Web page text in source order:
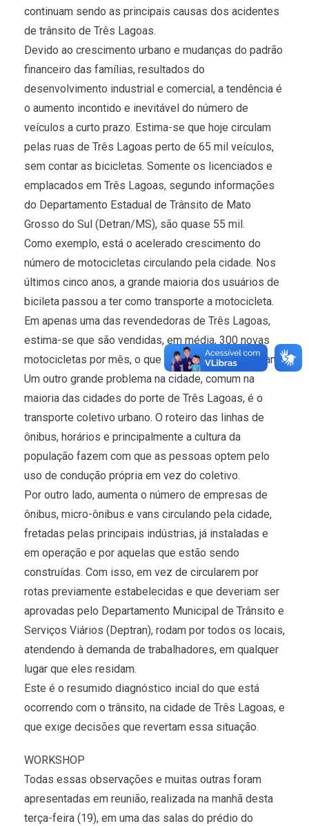
continuam sendo as principais causas dos acidentes
de trânsito de Três Lagoas.
Devido ao crescimento urbano e mudanças do padrão
financeiro das famílias, resultados do
desenvolvimento industrial e comercial, a tendência é
o aumento incontido e inevitável do número de
veículos a curto prazo. Estima-se que hoje circulam
pelas ruas de Três Lagoas perto de 65 mil veículos,
sem contar as bicicletas. Somente os licenciados e
emplacados em Três Lagoas, segundo informações
do Departamento Estadual de Trânsito de Mato
Grosso do Sul (Detran/MS), são quase 55 mil.
Como exemplo, está o acelerado crescimento do
número de motocicletas circulando pela cidade. Nos
últimos cinco anos, a grande maioria dos usuários de
bicileta passou a ter como transporte a motocicleta.
Em apenas uma das revendedoras de Três Lagoas,
estima-se que são vendidas, em média, 300 novas
motocicletas por mês, o que equivale a 3,6 mil ao ano.
Um outro grande problema na cidade, comum na
maioria das cidades do porte de Três Lagoas, é o
transporte coletivo urbano. O roteiro das linhas de
ônibus, horários e principalmente a cultura da
população fazem com que as pessoas optem pelo
uso de condução própria em vez do coletivo.
Por outro lado, aumenta o número de empresas de
ônibus, micro-ônibus e vans circulando pela cidade,
fretadas pelas principais indústrias, já instaladas e
em operação e por aquelas que estão sendo
construídas. Com isso, em vez de circularem por
rotas previamente estabelecidas e que deveriam ser
aprovadas pelo Departamento Municipal de Trânsito e
Serviços Viários (Deptran), rodam por todos os locais,
atendendo à demanda de trabalhadores, em qualquer
lugar que eles residam.
Este é o resumido diagnóstico incial do que está
ocorrendo com o trânsito, na cidade de Três Lagoas, e
que exige decisões que revertam essa situação.
WORKSHOP
Todas essas observações e muitas outras foram
apresentadas em reunião, realizada na manhã desta
terça-feira (19), em uma das salas do prédio do